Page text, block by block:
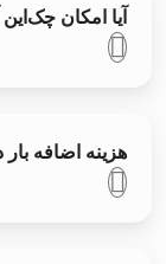
آیا امکان
هزینه اضافه